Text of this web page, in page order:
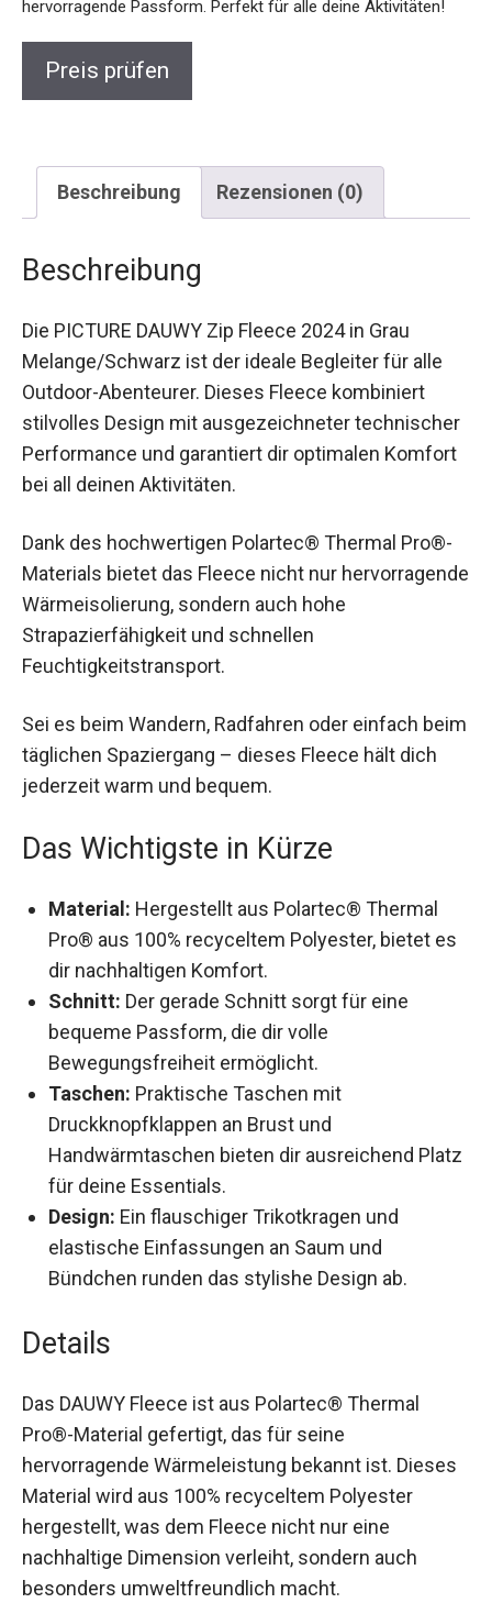
Beschreibung Rezensionen (0)
Beschreibung
Melange/Schwarz ist der ideale Begleiter für alle
Outdoor-Abenteurer. Dieses Fleece kombiniert
stilvolles Design mit ausgezeichneter
technischer Performance und garantiert dir
optimalen Komfort bei all deinen Aktivitäten.
Materials bietet das Fleece nicht nur
hervorragende Wärmeisolierung, sondern auch
hohe Strapazierfähigkeit und schnellen
Feuchtigkeitstransport.
beim täglichen Spaziergang – dieses Fleece hält
dich jederzeit warm und bequem.
Das Wichtigste in Kürze
Pro® aus 100% recyceltem Polyester, bietet
es dir nachhaltigen Komfort.
Schnitt:Der gerade Schnitt sorgt für eine
bequeme Passform, die dir volle
Bewegungsfreiheit ermöglicht.
Taschen:Praktische Taschen mit
Druckknopfklappen an Brust und
Handwärmtaschen bieten dir ausreichend
Platz für deine Essentials.
Design:Ein flauschiger Trikotkragen und
elastische Einfassungen an Saum und
Bündchen runden das stylishe Design ab.
Details
Pro®-Material gefertigt, das für seine
hervorragende Wärmeleistung bekannt ist.
Dieses Material wird aus 100% recyceltem
Polyester hergestellt, was dem Fleece nicht nur
eine nachhaltige Dimension verleiht, sondern
auch besonders umweltfreundlich macht.